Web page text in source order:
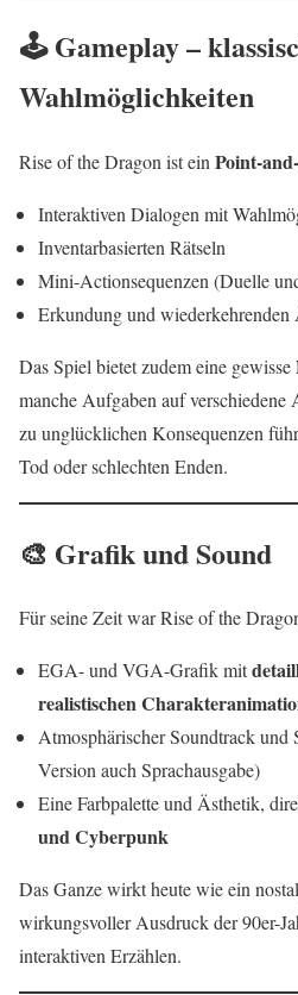
🕹️ Gameplay –
Wahlmöglichkeiten
Rise of the Dragon ist ein Point-
Interaktiven Dialogen mit
Inventarbasierten Rätseln
Mini-Actionsequenzen (Duelle
Erkundung und wiederkehrenden
Das Spiel bietet zudem eine gewisse
manche Aufgaben auf verschiedene
zu unglücklichen Konsequenzen
Tod oder schlechten Enden.
🎨 Grafik und Sound
Für seine Zeit war Rise of the
EGA- und VGA-Grafik mit
realistischen
Atmosphärischer Soundtrack
Version auch Sprachausgabe)
Eine Farbpalette und Ästhetik,
und Cyberpunk
Das Ganze wirkt heute wie ein
wirkungsvoller Ausdruck der 90er-
interaktiven Erzählen.